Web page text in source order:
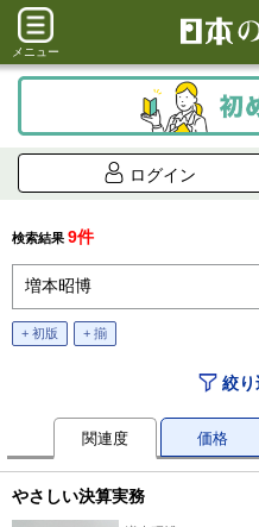
メニュー
ログイン
検索結果 9件
+ 初版 + 揃
絞
関連度 価格
やさしい決算実務